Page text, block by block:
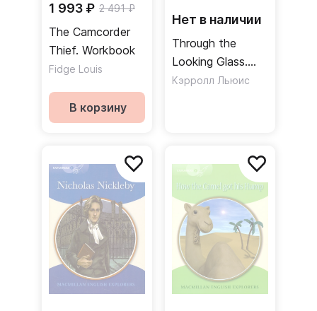
1 993 ₽ 2 491 ₽
The Camcorder
Thief. Workbook
Fidge Louis
В корзину
Нет в наличии
Through the
Looking Glass.
Explorers 6
Кэрролл Льюис